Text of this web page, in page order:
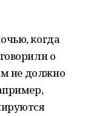
когда
о
не должно